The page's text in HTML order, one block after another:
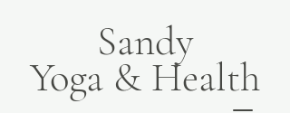
Sandy
Yoga & Health